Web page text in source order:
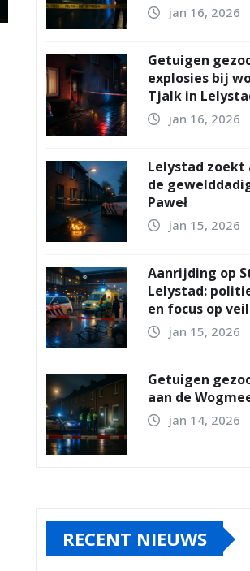
jan 16, 2026
Getuigen
explosies bij
Tjalk in
jan 16, 2026
Lelystad zoekt
de
Paweł
jan 15, 2026
Aanrijding op
Lelystad:
en focus op
jan 15, 2026
Getuigen
aan de
jan 14, 2026
RECENT NIEUWS